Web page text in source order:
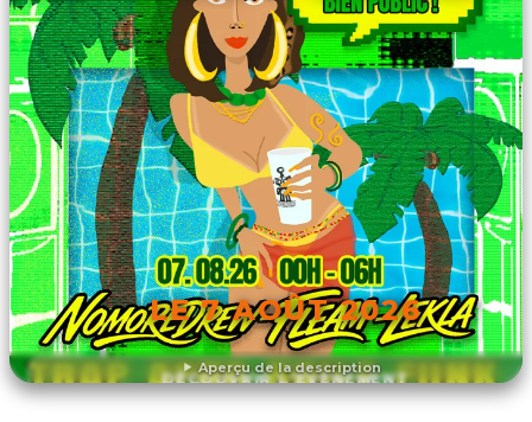
Aperçu de la description
LE 7 AOÛT 2026
DÉCOUVRIR L'ÉVÉNEMENT